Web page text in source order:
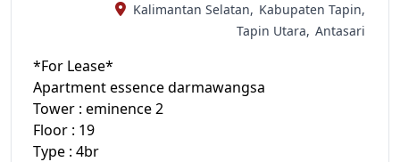
Kalimantan Selatan, Kabupaten Tapin,
Tapin Utara, Antasari
*For Lease*
Apartment essence darmawangsa
Tower : eminence 2
Floor : 19
Type : 4br